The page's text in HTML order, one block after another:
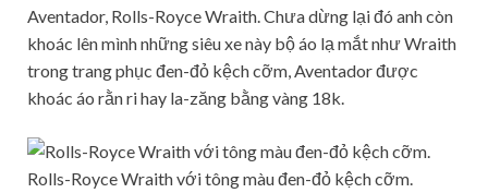
Aventador, Rolls-Royce Wraith. Chưa dừng lại đó anh còn
khoác lên mình những siêu xe này bộ áo lạ mắt như Wraith
trong trang phục đen-đỏ kệch cỡm, Aventador được
khoác áo rằn ri hay la-zăng bằng vàng 18k.
Rolls-Royce Wraith với tông màu đen-đỏ kệch cỡm.